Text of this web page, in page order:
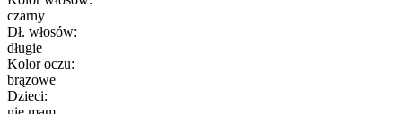
czarny
Dł. włosów:
długie
Kolor oczu:
brązowe
Dzieci: